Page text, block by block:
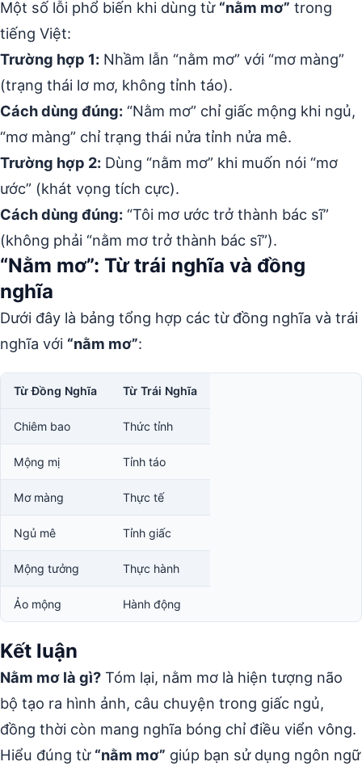
Một số lỗi phổ biến khi dùng từ “nằm mơ” trong
tiếng Việt:
Trường hợp 1: Nhầm lẫn “nằm mơ” với “mơ màng”
(trạng thái lơ mơ, không tỉnh táo).
Cách dùng đúng: “Nằm mơ” chỉ giấc mộng khi ngủ,
“mơ màng” chỉ trạng thái nửa tỉnh nửa mê.
Trường hợp 2: Dùng “nằm mơ” khi muốn nói “mơ
ước” (khát vọng tích cực).
Cách dùng đúng: “Tôi mơ ước trở thành bác sĩ”
(không phải “nằm mơ trở thành bác sĩ”).
“Nằm mơ”: Từ trái nghĩa và đồng
nghĩa
Dưới đây là bảng tổng hợp các từ đồng nghĩa và trái
nghĩa với “nằm mơ”:
Từ Đồng Nghĩa Từ Trái Nghĩa
Chiêm bao Thức tỉnh
Mộng mị Tỉnh táo
Mơ màng Thực tế
Ngủ mê Tỉnh giấc
Mộng tưởng Thực hành
Ảo mộng Hành động
Kết luận
Nằm mơ là gì? Tóm lại, nằm mơ là hiện tượng não
bộ tạo ra hình ảnh, câu chuyện trong giấc ngủ,
đồng thời còn mang nghĩa bóng chỉ điều viển vông.
Hiểu đúng từ “nằm mơ” giúp bạn sử dụng ngôn ngữ